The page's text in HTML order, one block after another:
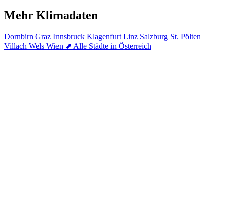
Mehr Klimadaten
Dornbirn Graz Innsbruck Klagenfurt Linz Salzburg St. Pölten
Villach Wels Wien ⬈ Alle Städte in Österreich